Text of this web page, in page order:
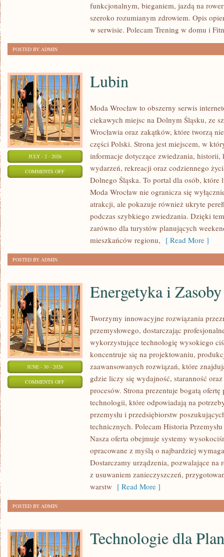
funkcjonalnym, bieganiem, jazdą na
szeroko rozumianym zdrowiem. Opis
w serwisie. Polecam Trening w domu i
POSTED BY ADMIN
JULY - 2 - 2026
COMMENTS OFFON
Lubin
Moda Wrocław to obszerny serwis
ciekawych miejsc na Dolnym Śląsku, ze
Wrocławia oraz zakątków, które tworzą
części Polski. Strona jest miejscem, w
informacje dotyczące zwiedzania,
wydarzeń, rekreacji oraz codziennego
Dolnego Śląska. To portal dla osób,
Moda Wrocław nie ogranicza się
atrakcji, ale pokazuje również ukryte
podczas szybkiego zwiedzania. Dzięki
zarówno dla turystów planujących
mieszkańców regionu, [ Read More ]
POSTED BY ADMIN
JUNE - 30 - 2026
COMMENTS OFFON
ENERGETYKA
Energetyka i Zasoby
Tworzymy innowacyjne rozwiązania
przemysłowego, dostarczając
wykorzystujące technologię wysokiego
koncentruje się na projektowaniu,
zaawansowanych rozwiązań, które
gdzie liczy się wydajność, staranność
procesów. Strona prezentuje bogatą ofertę
technologii, które odpowiadają na
przemysłu i przedsiębiorstw
technicznych. Polecam Historia
Nasza oferta obejmuje systemy
opracowane z myślą o najbardziej
Dostarczamy urządzenia, pozwalające na
z usuwaniem zanieczyszczeń,
warstw [ Read More ]
POSTED BY ADMIN
Technologie dla